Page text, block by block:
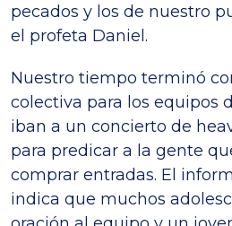
pecados y los de nuestro
el profeta Daniel.
Nuestro tiempo terminó
colectiva para los equipos
iban a un concierto de
para predicar a la gente
comprar entradas. El
indica que muchos